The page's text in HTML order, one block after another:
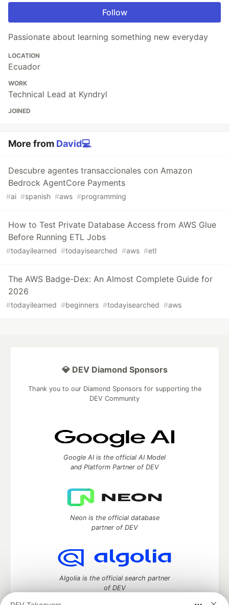
Follow
Passionate about learning something new everyday
LOCATION
Ecuador
WORK
Technical Lead at Kyndryl
JOINED
More from David💻
Descubre agentes transaccionales con Amazon
Bedrock AgentCore Payments
#ai #spanish #aws #programming
How to Test Private Database Access from AWS Glue
Before Running ETL Jobs
#todayilearned #todayisearched #aws #etl
The AWS Badge-Dex: An Almost Complete Guide for
2026
#todayilearned #beginners #todayisearched #aws
💎 DEV Diamond Sponsors
Thank you to our Diamond Sponsors for supporting the
DEV Community
Google AI is the official AI Model
and Platform Partner of DEV
Neon is the official database
partner of DEV
Algolia is the official search partner
of DEV